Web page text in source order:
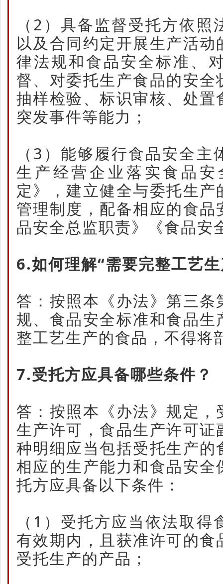
（2）具备监督受托方依
以及合同约定开展生产活
律法规和食品安全标准、
督、对委托生产食品的安
抽样检验、标识审核、处
突发事件等能力；
（3）能够履行食品安全
生产经营企业落实食品
定》，建立健全与委托生
管理制度，配备相应的食
品安全总监职责》《食品安
6.如何理解“需要完整工艺
答：按照本《办法》第三
规、食品安全标准和食品
整工艺生产的食品，不得将
7.受托方应具备哪些条件？
答：按照本《办法》规定
生产许可，食品生产许可
种明细应当包括受托生产
相应的生产能力和食品安
托方应具备以下条件：
（1）受托方应当依法取
有效期内，且获准许可的
受托生产的产品；